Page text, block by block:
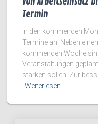
Termin
In den kommenden
Termine an. Neben
kommenden Woche
Veranstaltungen
stärken sollen. Zur
Weiterlesen